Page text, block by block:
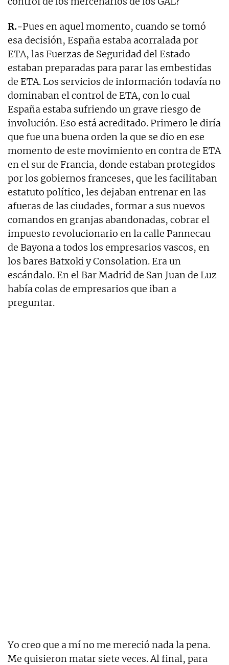
R.-Pues en aquel momento, cuando se tomó
esa decisión, España estaba acorralada por
ETA, las Fuerzas de Seguridad del Estado
estaban preparadas para parar las embestidas
de ETA. Los servicios de información todavía no
dominaban el control de ETA, con lo cual
España estaba sufriendo un grave riesgo de
involución. Eso está acreditado. Primero le diría
que fue una buena orden la que se dio en ese
momento de este movimiento en contra de ETA
en el sur de Francia, donde estaban protegidos
por los gobiernos franceses, que les facilitaban
estatuto político, les dejaban entrenar en las
afueras de las ciudades, formar a sus nuevos
comandos en granjas abandonadas, cobrar el
impuesto revolucionario en la calle Pannecau
de Bayona a todos los empresarios vascos, en
los bares Batxoki y Consolation. Era un
escándalo. En el Bar Madrid de San Juan de Luz
había colas de empresarios que iban a
preguntar.
Yo creo que a mí no me mereció nada la pena.
Me quisieron matar siete veces. Al final, para